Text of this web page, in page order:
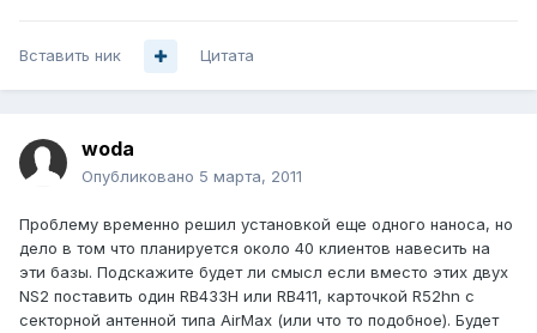
Вставить ник Цитата
woda
Опубликовано 5 марта, 2011
Проблему временно решил установкой еще одного наноса, но
дело в том что планируется около 40 клиентов навесить на
эти базы. Подскажите будет ли смысл если вместо этих двух
NS2 поставить один RB433H или RB411, карточкой R52hn с
секторной антенной типа AirMax (или что то подобное). Будет